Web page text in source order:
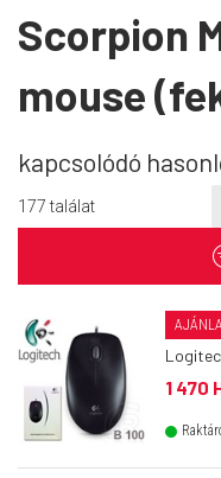
Scorpion
mouse
kapcsolódó
177 találat
1 470